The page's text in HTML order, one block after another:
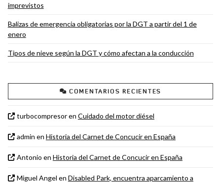
imprevistos
Balizas de emergencia obligatorias por la DGT a partir del 1 de
enero
Tipos de nieve según la DGT y cómo afectan a la conducción
COMENTARIOS RECIENTES
turbocompresoren Cuidado del motor diésel
admin en Historia del Carnet de Concucir en España
Antonio en Historia del Carnet de Concucir en España
Miguel Angel en Disabled Park, encuentra aparcamiento a